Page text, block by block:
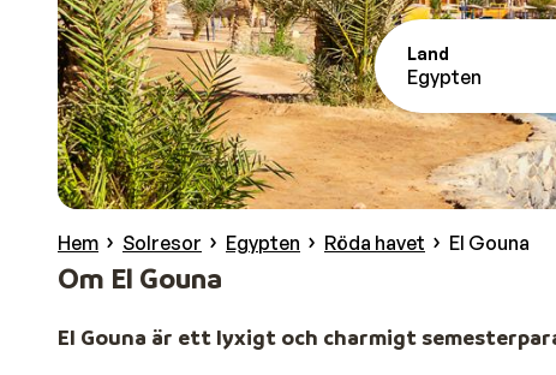
Land
Egypten
Hem Solresor Egypten Röda havet El Gouna
Om El Gouna
El Gouna är ett lyxigt och charmigt